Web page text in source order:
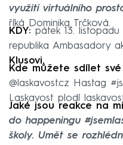
využití virtuálního
říká Dominika Trčková.
KDY: pátek 13.
republika Ambasadory
Klusovi.
Kde můžete sdílet
@laskavost.cz Hastag
Laskavost plodí
Jaké jsou reakce na
do happeningu
školy. Umět se